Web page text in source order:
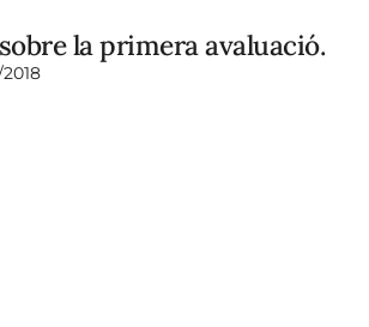
la primera avaluació.